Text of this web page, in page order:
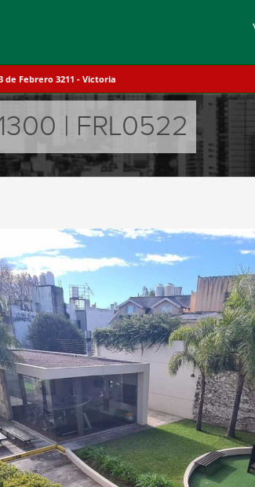
de Febrero 3211 - Victoria
| FRL0522